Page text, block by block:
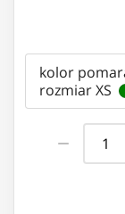
kolor
rozmiar XS